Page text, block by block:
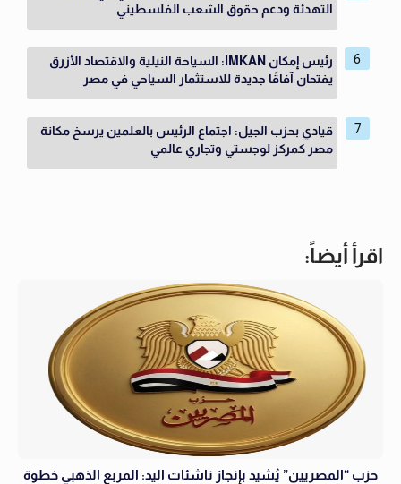
التهدئة ودعم حقوق الشعب الفلسطيني
رئيس إمكان IMKAN: السياحة النيلية والاقتصاد الأزرق
يفتحان آفاقًا جديدة للاستثمار السياحي في مصر
قيادي بحزب الجيل: اجتماع الرئيس بالعلمين يرسخ مكانة
مصر كمركز لوجستي وتجاري عالمي
اقرأ أيضاً:
حزب “المصريين” يُشيد بإنجاز ناشئات اليد: المربع الذهبي خطوة